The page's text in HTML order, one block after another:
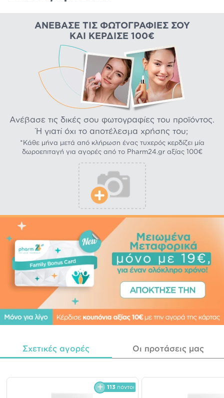
ΑΝΈΒΑΣΕ ΤΙΣ ΦΩΤΟΓΡΑΦΊΕΣ ΣΟΥ
ΚΑΙ ΚΈΡΔΙΣΕ 100€
Ανέβασε τις δικές σου φωτογραφίες του προϊόντος.
Ή γιατί όχι το αποτέλεσμα χρήσης του;
*Κάθε μήνα μετά από κλήρωση ένας τυχερός κερδίζει μία
δωροεπιταγή για αγορές από το Pharm24.gr αξίας 100€
Σχετικές αγορές Οι προτάσεις μας
113 πόντοι